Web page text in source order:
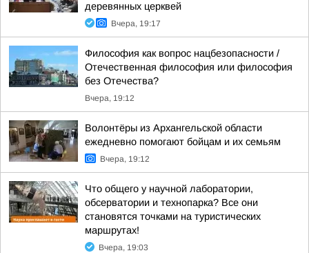
деревянных церквей
Вчера, 19:17
Философия как вопрос нацбезопасности /
Отечественная философия или философия
без Отечества?
Вчера, 19:12
Волонтёры из Архангельской области
ежедневно помогают бойцам и их семьям
Вчера, 19:12
Что общего у научной лаборатории,
обсерватории и технопарка? Все они
становятся точками на туристических
маршрутах!
Вчера, 19:03